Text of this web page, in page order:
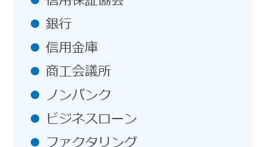
銀行
信用金庫
商工会議所
ノンバンク
ビジネスローン
ファクタリング